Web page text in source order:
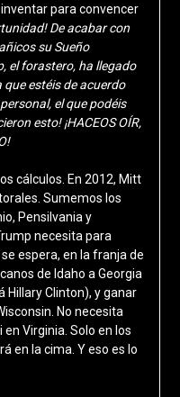
para convencer
De acabar con
su Sueño
el forastero, ha llegado
estéis de acuerdo
el que podéis
esto! ¡HACEOS OÍR,
cálculos. En 2012, Mitt
Sumemos los
Pensilvania y
necesita para
espera, en la franja de
de Idaho a Georgia
Hillary Clinton), y ganar
No necesita
Virginia. Solo en los
en la cima. Y eso es lo